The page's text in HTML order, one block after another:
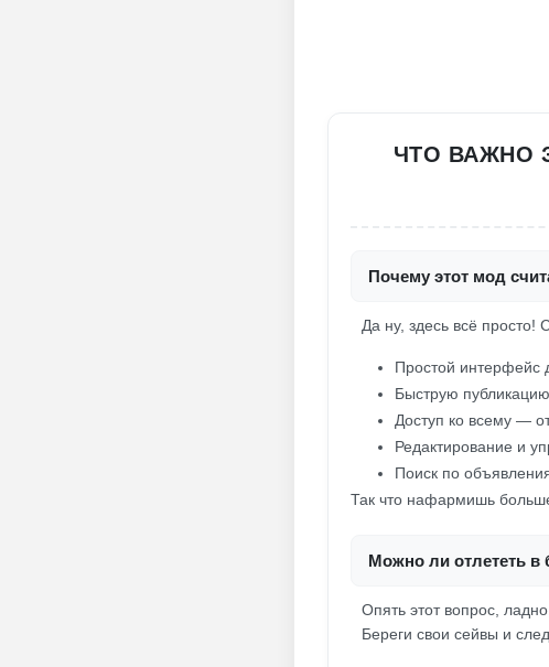
ЧТО ВАЖНО
Почему этот мод
Да ну, здесь всё
Простой интерфейс
Быструю
Доступ ко всему —
Редактирование и
Поиск по
Так что нафармишь
Можно ли отлететь в
Опять этот вопрос,
Береги свои сейвы и